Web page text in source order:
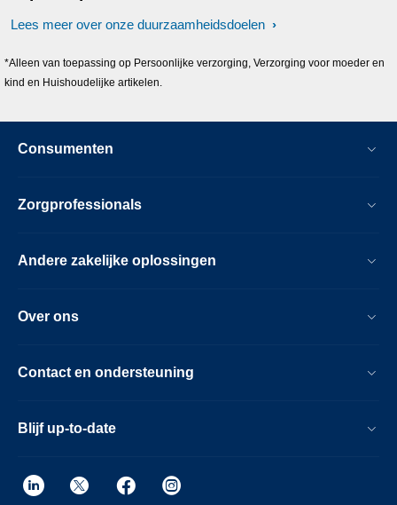
Lees meer over onze duurzaamheidsdoelen
*Alleen van toepassing op Persoonlijke verzorging, Verzorging voor moeder en
kind en Huishoudelijke artikelen.
Consumenten
Zorgprofessionals
Andere zakelijke oplossingen
Over ons
Contact en ondersteuning
Blijf up-to-date